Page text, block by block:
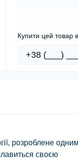
Купити цей товар в
розроблене одним
своєю